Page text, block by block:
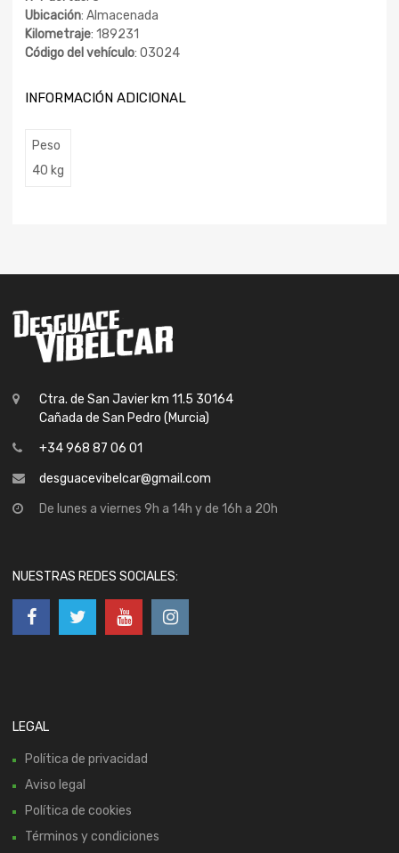
Ubicación: Almacenada
Kilometraje: 189231
Código del vehículo: 03024
INFORMACIÓN ADICIONAL
Peso
40 kg
Ctra. de San Javier km 11.5 30164
Cañada de San Pedro (Murcia)
+34 968 87 06 01
desguacevibelcar@gmail.com
De lunes a viernes 9h a 14h y de 16h a 20h
NUESTRAS REDES SOCIALES:
LEGAL
Política de privacidad
Aviso legal
Política de cookies
Términos y condiciones